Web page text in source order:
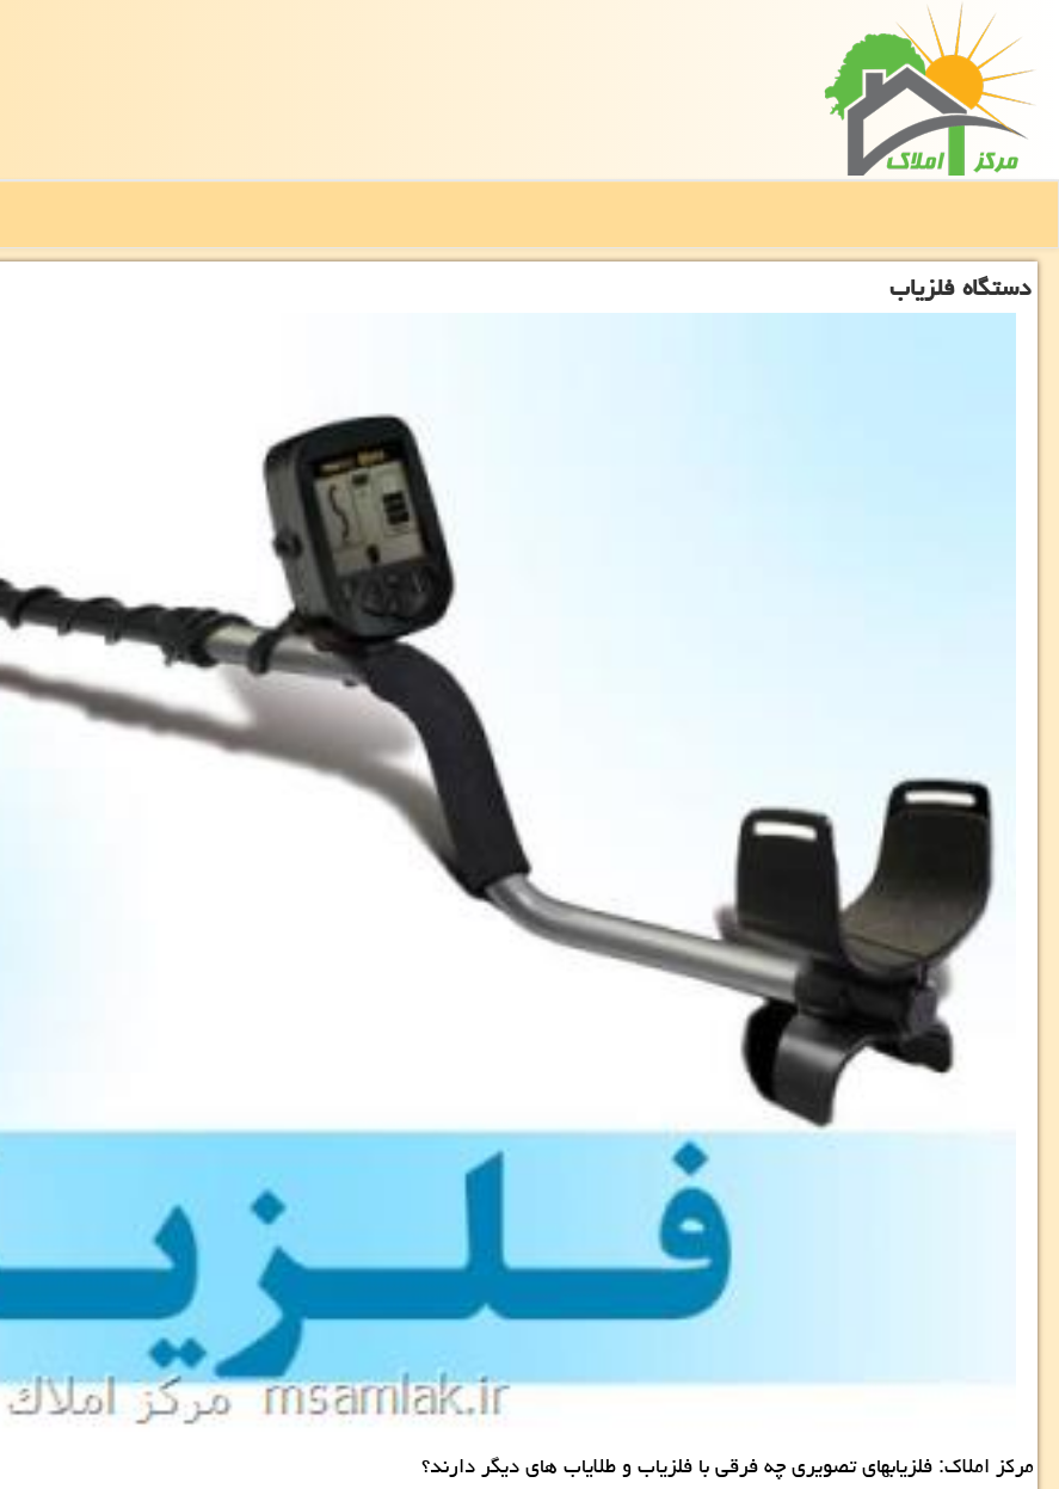
دستگاه فلزیاب
مركز املاك: فلزیابهای تصویری چه فرقی با فلزیاب و طلایاب های دیگر دارند؟